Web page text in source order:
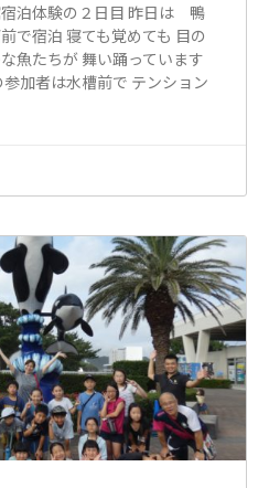
泊体験の２日目 昨日は 鴨
で宿泊 寝ても覚めても 目の
魚たちが 舞い踊っています
加者は水槽前で テンション